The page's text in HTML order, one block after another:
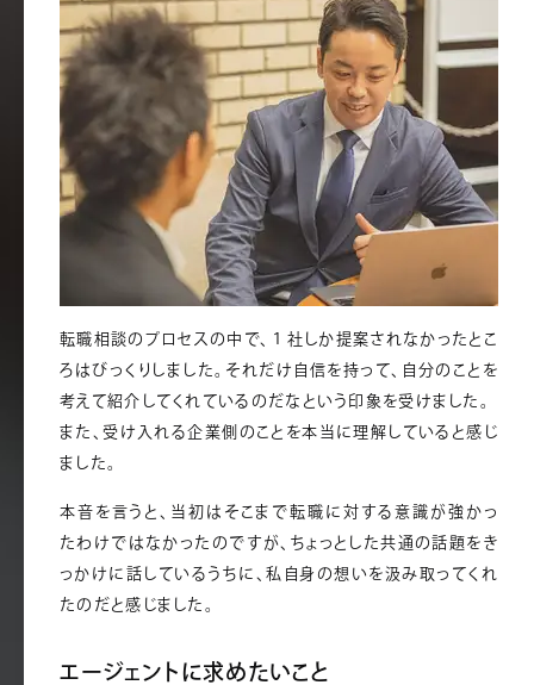
転職相談のプロセスの中で、１社しか提案されなかったとこ
ろはびっくりしました。それだけ自信を持って、自分のことを
考えて紹介してくれているのだなという印象を受けました。
また、受け入れる企業側のことを本当に理解していると感じ
ました。
本音を言うと、当初はそこまで転職に対する意識が強かっ
たわけではなかったのですが、ちょっとした共通の話題をき
っかけに話しているうちに、私自身の想いを汲み取ってくれ
たのだと感じました。
エージェントに求めたいこと